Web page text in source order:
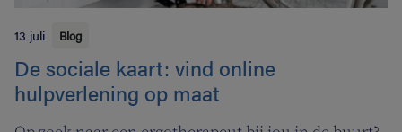
13 juli Blog
De sociale kaart: vind online
hulpverlening op maat